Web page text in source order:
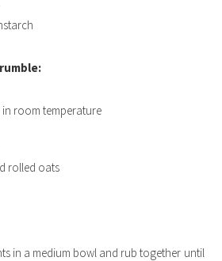
in room temperature
rolled oats
in a medium bowl and rub together until